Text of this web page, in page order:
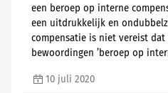
een beroep op interne
een uitdrukkelijk en
compensatie is niet vereist
bewoordingen ’beroep op
10 juli 2020